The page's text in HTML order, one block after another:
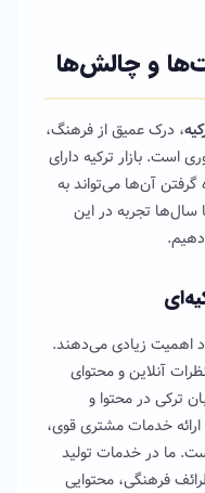
و چالش‌ها
، درک عمیق از فرهنگ،
است. بازار ترکیه دارای
آن‌ها می‌تواند به
تجربه در این
اهمیت زیادی می‌دهند.
آنلاین و محتوای
ترکی در محتوا و
خدمات مشتری قوی،
ما در خدمات تولید
فرهنگی، محتوایی